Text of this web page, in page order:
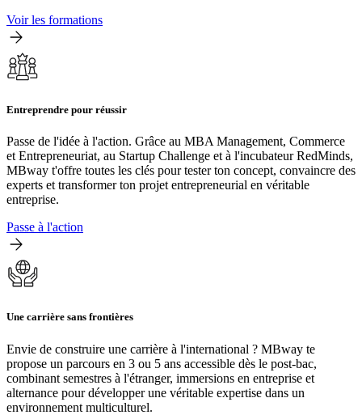
Voir les formations
Entreprendre pour réussir
Passe de l'idée à l'action. Grâce au MBA Management, Commerce
et Entrepreneuriat, au Startup Challenge et à l'incubateur RedMinds,
MBway t'offre toutes les clés pour tester ton concept, convaincre des
experts et transformer ton projet entrepreneurial en véritable
entreprise.
Passe à l'action
Une carrière sans frontières
Envie de construire une carrière à l'international ? MBway te
propose un parcours en 3 ou 5 ans accessible dès le post-bac,
combinant semestres à l'étranger, immersions en entreprise et
alternance pour développer une véritable expertise dans un
environnement multiculturel.